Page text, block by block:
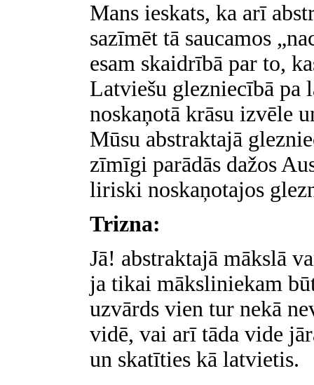
Mans ieskats, ka arī
sazīmēt tā saucamos
esam skaidrībā par to,
Latviešu glezniecībā
noskaņotā krāsu izvēle
Mūsu abstraktajā
zīmīgi parādās dažos
liriski noskaņotajos
Trizna:
Jā! abstraktajā mākslā
ja tikai māksliniekam
uzvārds vien tur nekā
vidē, vai arī tāda vide
un skatīties kā latvietis.